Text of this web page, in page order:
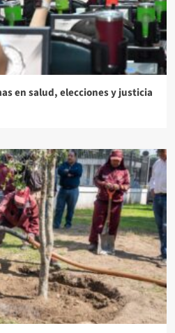
en salud, elecciones y justicia